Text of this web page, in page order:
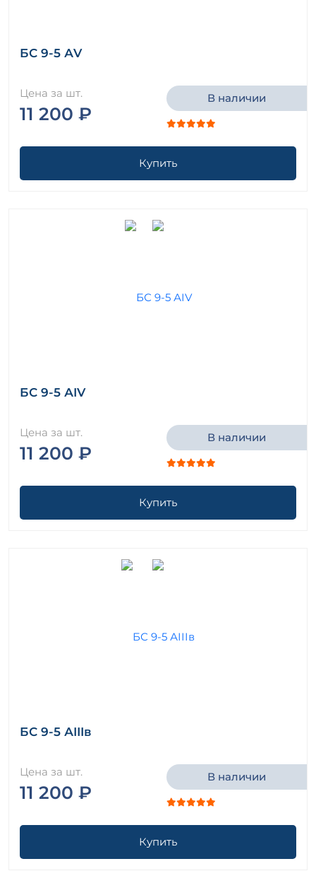
БС 9-5 АV
Цена за шт.
11 200 ₽
В наличии
Купить
БС 9-5 АIV
Цена за шт.
11 200 ₽
В наличии
Купить
БС 9-5 АIIIв
Цена за шт.
11 200 ₽
В наличии
Купить